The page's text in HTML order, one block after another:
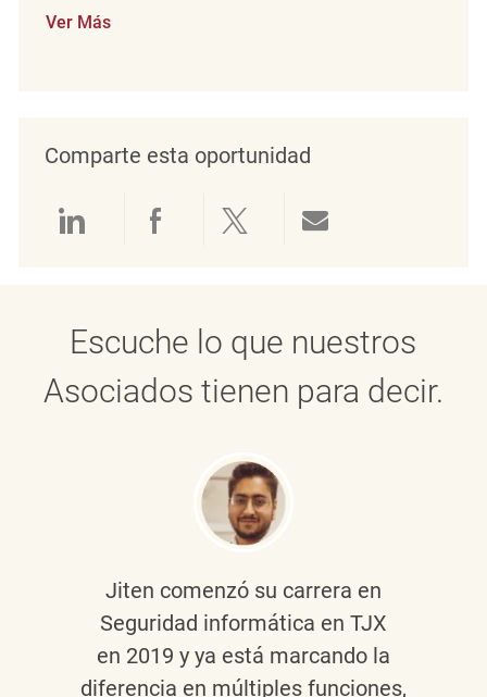
Ver Más
Comparte esta oportunidad
Compartir a través de LinkedIn
Compartir a través de
Compartir a través
Escuche lo que nuestros
Asociados tienen para decir.
Jiten comenzó su carrera en
Seguridad informática en TJX
en 2019 y ya está marcando la
diferencia en múltiples funciones,